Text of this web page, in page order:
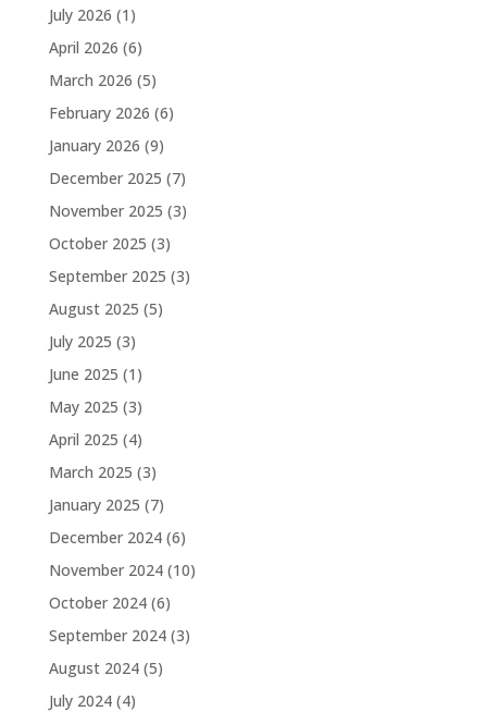
July 2026 (1)
April 2026 (6)
March 2026 (5)
February 2026 (6)
January 2026 (9)
December 2025 (7)
November 2025 (3)
October 2025 (3)
September 2025 (3)
August 2025 (5)
July 2025 (3)
June 2025 (1)
May 2025 (3)
April 2025 (4)
March 2025 (3)
January 2025 (7)
December 2024(6)
November 2024(10)
October 2024(6)
September 2024(3)
August 2024(5)
July 2024(4)